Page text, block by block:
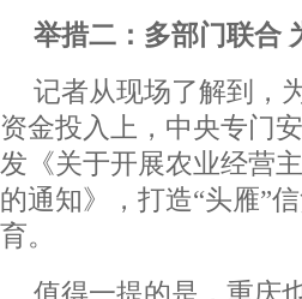
举措二：多部门联合
记者从现场了解到，
资金投入上，中央专门
发《关于开展农业经营
的通知》，打造“头雁”
育。
值得一提的是，重庆